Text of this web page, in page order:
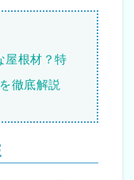
屋根材？特
徹底解説